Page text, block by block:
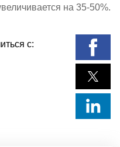
на 35-50%.
с: